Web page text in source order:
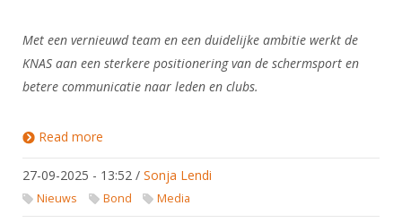
Maandelijks archief
Evenement
Website
Gebruiksvoorwaarden
Handleiding
Ledencijfers
Sponsors en Partners
Organisatie
Bestuur
Commissies
Recreatiesport
Veteranen
Lichtzwaardschermen
Inschrijven
Reglementen
NK's
Oranje
FBT
SBT
Spreekbeurtpakket
Ouders en vereniging
Voor coaches en leraren
Forums
Nieuws
Zoek Vereniging
NK organiseren
Met een vernieuwd team en een duidelijke ambitie werkt de
KNAS aan een sterkere positionering van de schermsport en
betere communicatie naar leden en clubs.
Read more
27-09-2025 - 13:52 / Sonja Lendi
Nieuws Bond Media